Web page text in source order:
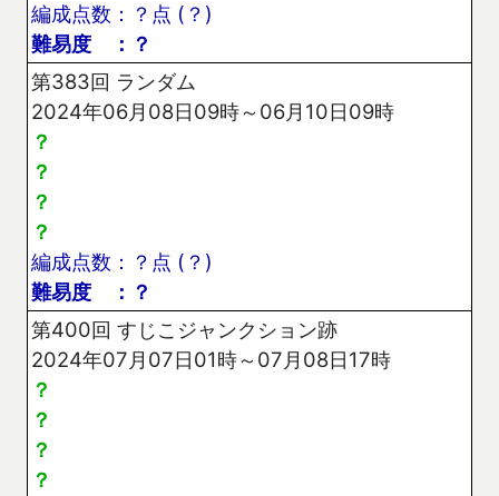
編成点数：？点 (？)
難易度 ：？
第383回 ランダム
2024年06月08日09時～06月10日09時
？
？
？
？
編成点数：？点 (？)
難易度 ：？
第400回 すじこジャンクション跡
2024年07月07日01時～07月08日17時
？
？
？
？